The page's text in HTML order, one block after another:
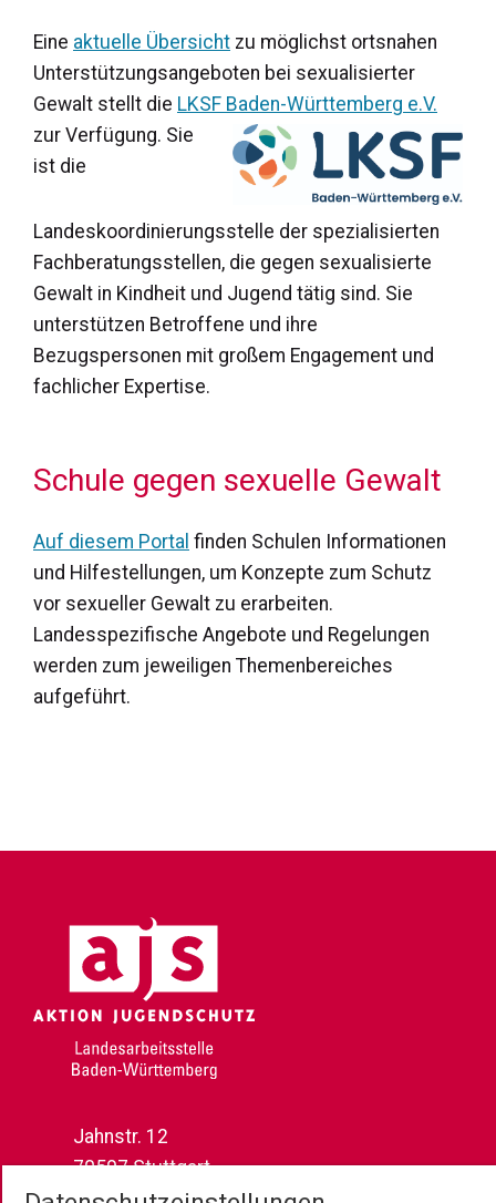
Eine aktuelle Übersicht zu möglichst ortsnahen
Unterstützungsangeboten bei sexualisierter
Gewalt stellt die LKSF Baden-Württemberg e.V.
zur Verfügung. Sie
ist die
Landeskoordinierungsstelle der spezialisierten
Fachberatungsstellen, die gegen sexualisierte
Gewalt in Kindheit und Jugend tätig sind. Sie
unterstützen Betroffene und ihre
Bezugspersonen mit großem Engagement und
fachlicher Expertise.
Schule gegen sexuelle Gewalt
Auf diesem Portal finden Schulen Informationen
und Hilfestellungen, um Konzepte zum Schutz
vor sexueller Gewalt zu erarbeiten.
Landesspezifische Angebote und Regelungen
werden zum jeweiligen Themenbereiches
aufgeführt.
Jahnstr. 12
70597 Stuttgart